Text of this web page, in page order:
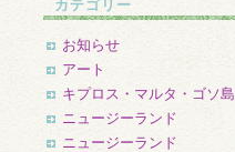
イ
ブ
カテゴリー
お知らせ
アート
キプロス・マルタ・ゴソ島
ニュージーランド
ニュージーランド